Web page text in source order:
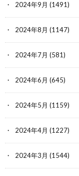
2024年9月 (1491)
2024年8月 (1147)
2024年7月 (581)
2024年6月 (645)
2024年5月 (1159)
2024年4月 (1227)
2024年3月 (1544)